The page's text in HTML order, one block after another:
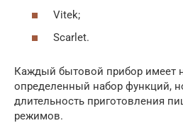
Vitek;
Scarlet.
Каждый бытовой прибор имеет
определенный набор функций,
длительность приготовления
режимов.